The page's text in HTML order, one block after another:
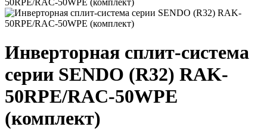
Инверторная сплит-система
серии SENDO (R32) RAK-
50RPE/RAC-50WPE
(комплект)